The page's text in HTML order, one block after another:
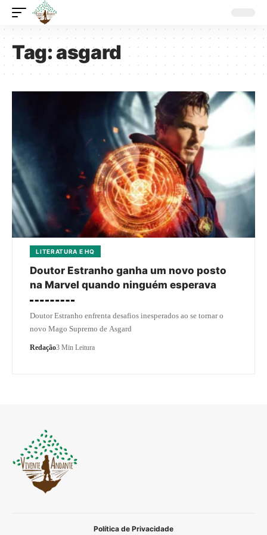
Tag:asgard
LITERATURA E HQ
Doutor Estranho ganha um novo posto
na Marvel quando ninguém esperava
Doutor Estranho enfrenta desafios inesperados ao se tornar o
novo Mago Supremo de Asgard
Redação3 Min Leitura
Política de Privacidade